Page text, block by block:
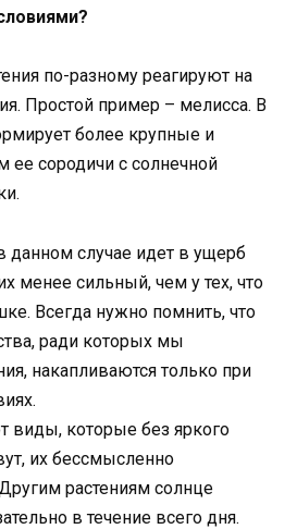
по-разному реагируют на
Простой пример – мелисса. В
более крупные и
ее сородичи с солнечной
данном случае идет в ущерб
менее сильный, чем у тех, что
Всегда нужно помнить, что
ради которых мы
накапливаются только при
виды, которые без яркого
их бессмысленно
растениям солнце
в течение всего дня.